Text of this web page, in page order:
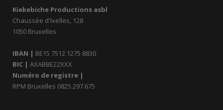
Kiekebiche Productions asbl
Chaussée d'Ixelles, 128
1050 Bruxelles
IBAN | BE15 7512 1275 8830
BIC | AXABBE22XXX
Numéro de registre |
RPM Bruxelles 0825.297.675